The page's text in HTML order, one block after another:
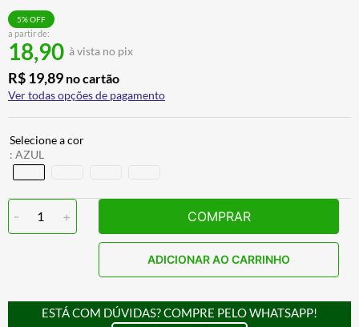
a partir de:
18,90 à vista no pix
5% OFF
R$19,89 no cartão
Ver todas opções de pagamento
: AZUL
- 1 + COMPRAR
ADICIONAR AO CARRINHO
ESTÁ COM DÚVIDAS? COMPRE PELO WHATSAPP!
6º
7º
8º ALPINESTAR
9º AIROH
10º BOTAS